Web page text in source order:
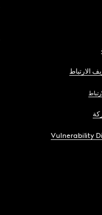
الارتباط
Vulnerability